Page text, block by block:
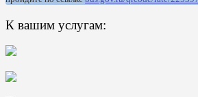
К вашим услугам: